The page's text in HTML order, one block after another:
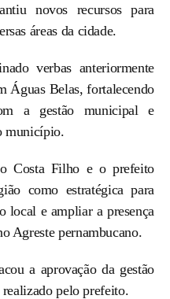
novos recursos para
áreas da cidade.
verbas anteriormente
Águas Belas, fortalecendo
a gestão municipal e
município.
Costa Filho e o prefeito
como estratégica para
local e ampliar a presença
Agreste pernambucano.
a aprovação da gestão
pelo prefeito.